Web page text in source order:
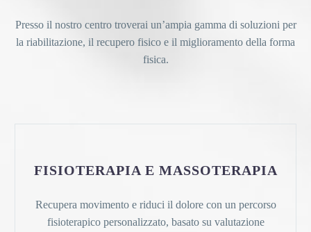
Presso il nostro centro troverai un’ampia gamma di soluzioni per
la riabilitazione, il recupero fisico e il miglioramento della forma
fisica.
FISIOTERAPIA E MASSOTERAPIA
Recupera movimento e riduci il dolore con un percorso
fisioterapico personalizzato, basato su valutazione